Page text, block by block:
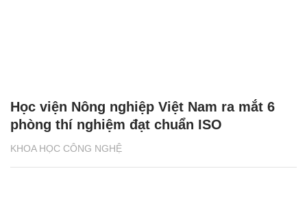
KHOA HỌC CÔNG NGHỆ
Học viện Nông nghiệp Việt Nam ra mắt 6
phòng thí nghiệm đạt chuẩn ISO